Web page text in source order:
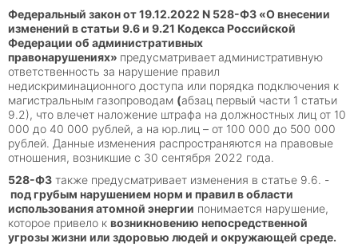
Федеральный закон от 19.12.2022 N 528-ФЗ «О внесении
изменений в статьи 9.6 и 9.21 Кодекса Российской
Федерации об административных
правонарушениях» предусматриваетадминистративную
ответственность за нарушение правил
недискриминационного доступа или порядка подключения к
магистральным газопроводам (абзац первый части 1 статьи
9.2), что влечет наложение штрафа на должностных лиц от 10
000 до 40 000 рублей, а на юр.лиц – от 100 000 до 500 000
рублей. Данные изменения распространяются на правовые
отношения, возникшие с 30 сентября 2022 года.
528-ФЗ также предусматривает изменения в статье 9.6. -
под грубым нарушением норм и правил в области
использования атомной энергии понимается нарушение,
которое привело к возникновению непосредственной
угрозы жизни или здоровью людей и окружающей среде.